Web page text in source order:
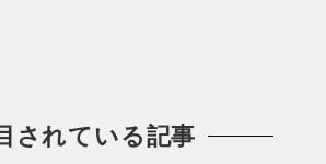
されている記事